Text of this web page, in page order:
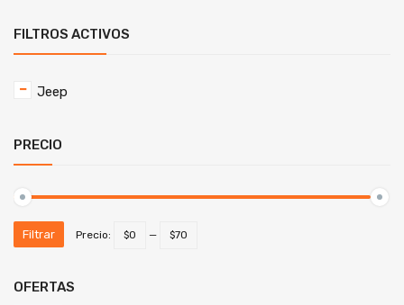
FILTROS ACTIVOS
Jeep
PRECIO
Filtrar Precio: $0 — $70
OFERTAS